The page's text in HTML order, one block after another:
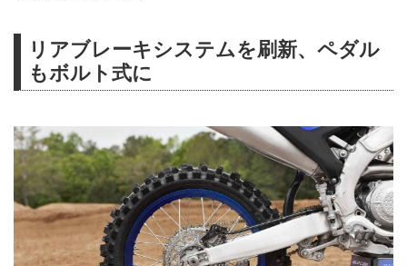
リアブレーキシステムを刷新、ペダル
もボルト式に